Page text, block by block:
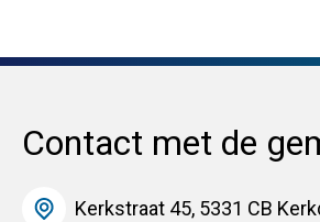
Contact met de
Kerkstraat 45, 5331 CB